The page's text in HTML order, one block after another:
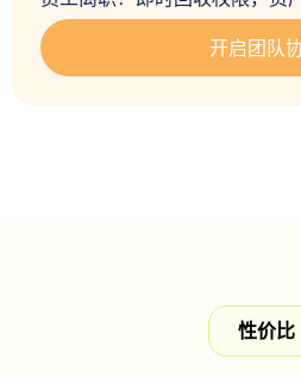
开启团队
性价比